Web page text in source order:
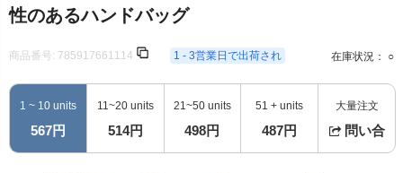
性のあるハンドバッグ
商品番号: 785917661114 1 - 3営業日で出荷され 在庫状況： ○
1 ~ 10 units
567円
11~20 units
514円
21~50 units
498円
51 + units
487円
大量注文
問い合